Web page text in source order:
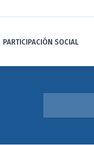
PARTICIPACIÓN SOCIAL
Estás aquí: